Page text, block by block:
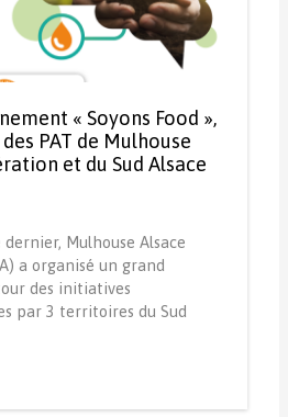
« Soyons Food »,
PAT de Mulhouse
et du Sud Alsace
Mulhouse Alsace
a organisé un grand
des initiatives
par 3 territoires du Sud